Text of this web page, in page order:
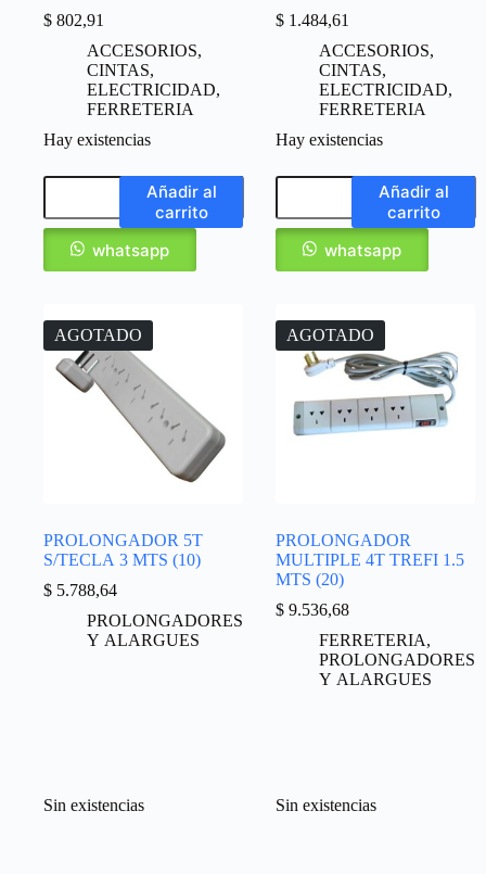
$ 802,91
ACCESORIOS,
CINTAS,
ELECTRICIDAD,
FERRETERIA
Hay existencias
Añadir al
carrito
whatsapp
$ 1.484,61
ACCESORIOS,
CINTAS,
ELECTRICIDAD,
FERRETERIA
Hay existencias
Añadir al
carrito
whatsapp
AGOTADO
PROLONGADOR 5T
S/TECLA 3 MTS (10)
$ 5.788,64
PROLONGADORES
Y ALARGUES
Sin existencias
AGOTADO
PROLONGADOR
MULTIPLE 4T TREFI 1.5
MTS (20)
$ 9.536,68
FERRETERIA,
PROLONGADORES
Y ALARGUES
Sin existencias